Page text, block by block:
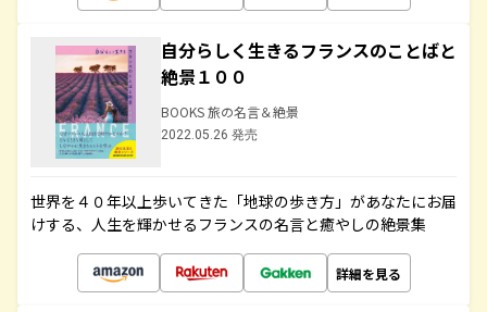
自分らしく生きるフランスのことばと
絶景１００
BOOKS 旅の名言＆絶景
2022.05.26 発売
世界を４０年以上歩いてきた「地球の歩き方」があなたにお届
けする、人生を輝かせるフランスの名言と癒やしの絶景集
詳細を見る